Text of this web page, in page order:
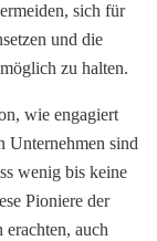
sich für
und die
zu halten.
wie engagiert
Unternehmen sind
wenig bis keine
Pioniere der
auch